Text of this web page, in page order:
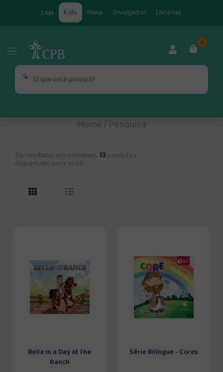
Loja Kids Maná Divulgador Livrarias
0
Home/Pesquisa
De imediato, encontramos 13 produtos
disponíveis para você
Bella in a Day at the
Ranch
Série Bilíngue - Cores